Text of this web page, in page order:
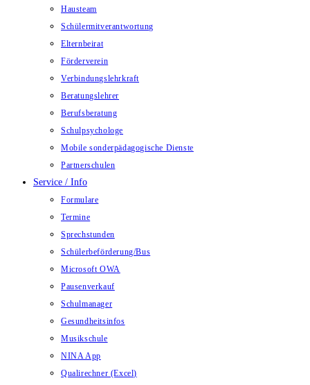
Hausteam
Schülermitverantwortung
Elternbeirat
Förderverein
Verbindungslehrkraft
Beratungslehrer
Berufsberatung
Schulpsychologe
Mobile sonderpädagogische Dienste
Partnerschulen
Service / Info
Formulare
Termine
Sprechstunden
Schülerbeförderung/Bus
Microsoft OWA
Pausenverkauf
Schulmanager
Gesundheitsinfos
Musikschule
NINA App
Qualirechner (Excel)